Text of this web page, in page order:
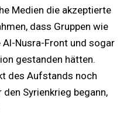
Medien die akzeptierte
dass Gruppen wie
Nusra-Front und sogar
gestanden hätten.
des Aufstands noch
Syrienkrieg begann,